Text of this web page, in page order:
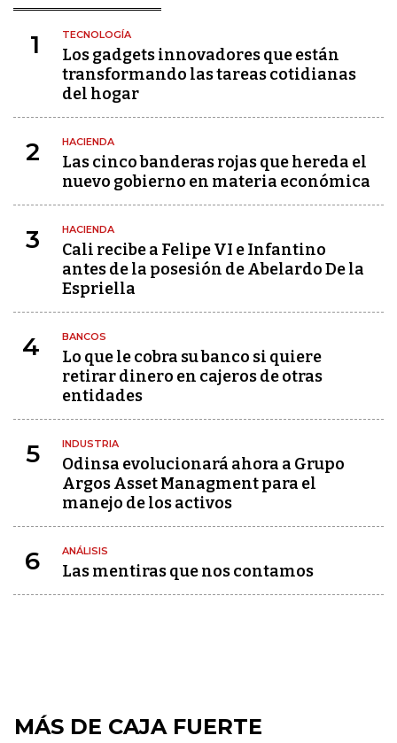
1 TECNOLOGÍA
Los gadgets innovadores que están
transformando las tareas cotidianas
del hogar
2 HACIENDA
Las cinco banderas rojas que hereda el
nuevo gobierno en materia económica
3 HACIENDA
Cali recibe a Felipe VI e Infantino
antes de la posesión de Abelardo De la
Espriella
4 BANCOS
Lo que le cobra su banco si quiere
retirar dinero en cajeros de otras
entidades
5 INDUSTRIA
Odinsa evolucionará ahora a Grupo
Argos Asset Managment para el
manejo de los activos
6 ANÁLISIS
Las mentiras que nos contamos
MÁS DE CAJA FUERTE